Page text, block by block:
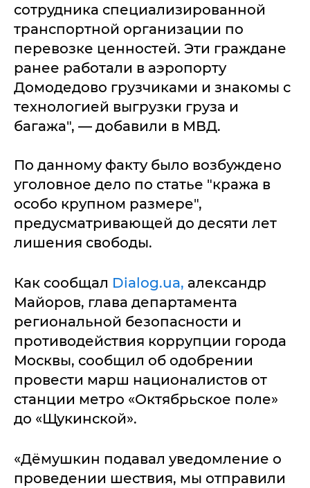
сотрудника специализированной
транспортной организации по
перевозке ценностей. Эти граждане
ранее работали в аэропорту
Домодедово грузчиками и знакомы с
технологией выгрузки груза и
багажа", — добавили в МВД.
По данному факту было возбуждено
уголовное дело по статье "кража в
особо крупном размере",
предусматривающей до десяти лет
лишения свободы.
Как сообщал Dialog.ua, александр
Майоров, глава департамента
региональной безопасности и
противодействия коррупции города
Москвы, сообщил об одобрении
провести марш националистов от
станции метро «Октябрьское поле»
до «Щукинской».
«Дёмушкин подавал уведомление о
проведении шествия, мы отправили